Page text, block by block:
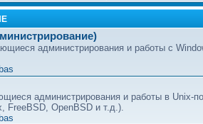
администрирования и работы с
администрирования и работы в Unix-
FreeBSD, OpenBSD и т.д.).